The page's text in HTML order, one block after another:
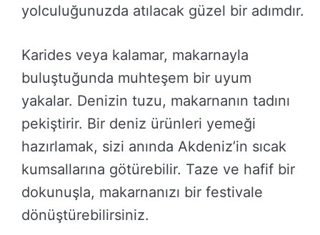
yolculuğunuzda atılacak güzel bir adımdır.
Karides veya kalamar, makarnayla
buluştuğunda muhteşem bir uyum
yakalar. Denizin tuzu, makarnanın tadını
pekiştirir. Bir deniz ürünleri yemeği
hazırlamak, sizi anında Akdeniz’in sıcak
kumsallarına götürebilir. Taze ve hafif bir
dokunuşla, makarnanızı bir festivale
dönüştürebilirsiniz.